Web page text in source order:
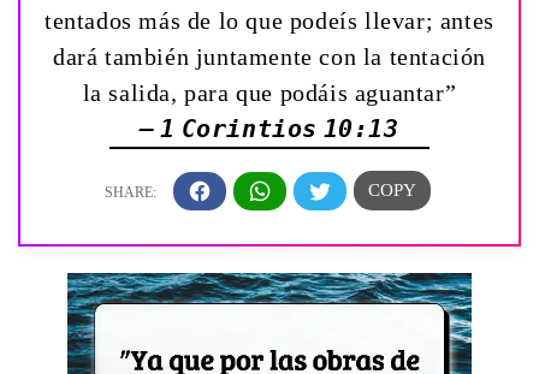
tentados más de lo que podeís llevar; antes
dará también juntamente con la tentación
la salida, para que podáis aguantar”
— 1 Corintios 10:13